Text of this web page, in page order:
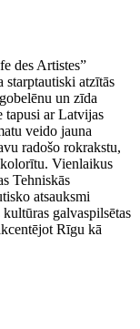
des Artistes”
starptautiski atzītās
un zīda
tapusi ar Latvijas
veido jauna
radošo rokrakstu,
Vienlaikus
Tehniskās
atsauksmi
galvaspilsētas
Rīgu kā